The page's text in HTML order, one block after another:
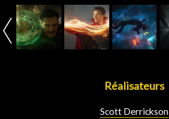
Réalisateurs
Scott Derrickson